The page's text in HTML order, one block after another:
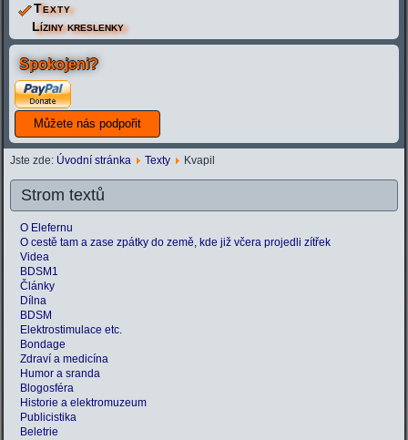
Texty
Líziny kreslenky
Spokojeni?
Jste zde: Úvodní stránka Texty Kvapil
Strom textů
O Elefernu
O cestě tam a zase zpátky do země, kde již včera projedli zítřek
Videa
BDSM1
Články
Dílna
BDSM
Elektrostimulace etc.
Bondage
Zdraví a medicína
Humor a sranda
Blogosféra
Historie a elektromuzeum
Publicistika
Beletrie